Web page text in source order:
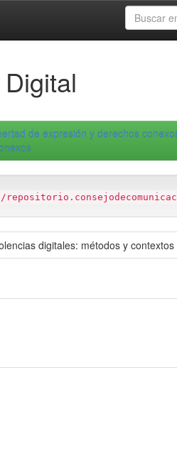
de expresión y derechos
digitales: métodos y contextos